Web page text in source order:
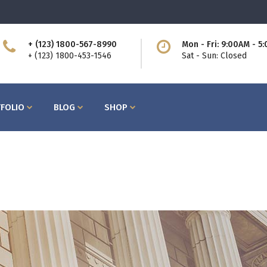
+ (123) 1800-567-8990
+ (123) 1800-453-1546
Mon - Fri: 9:00AM -
Sat - Sun: Closed
Form
Counters II
Countdown
Showcase List
BLOG SHOP
Form
Process